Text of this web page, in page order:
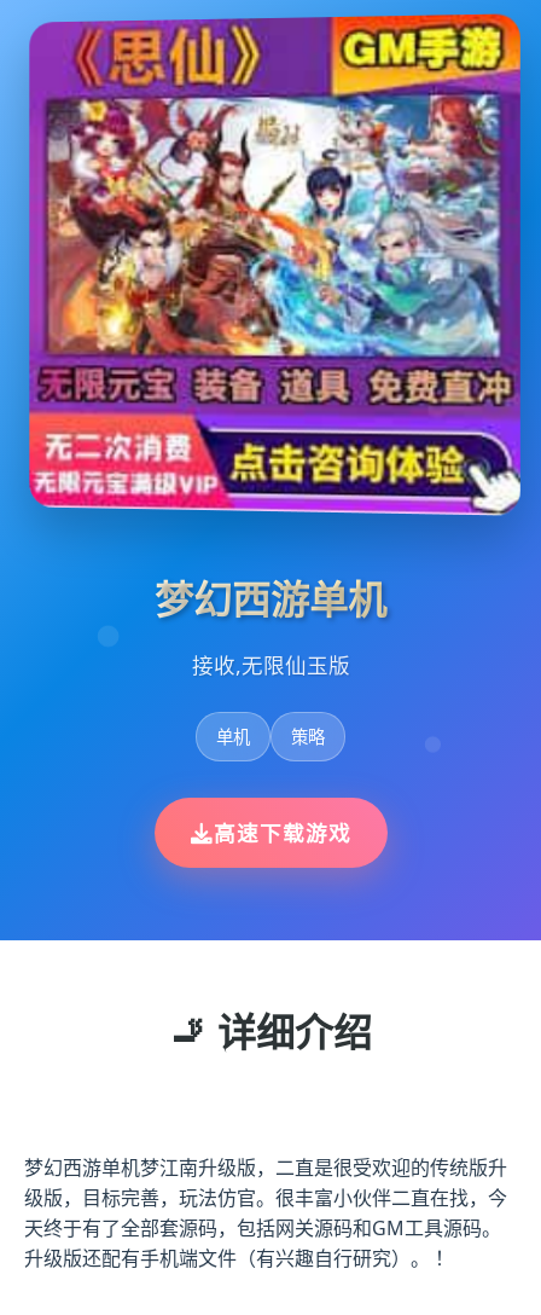
梦幻西游单机
接收,无限仙玉版
单机 策略
高速下载游戏
🚬 详细介绍
梦幻西游单机梦江南升级版，二直是很受欢迎的传统版升
级版，目标完善，玩法仿官。很丰富小伙伴二直在找，今
天终于有了全部套源码，包括网关源码和GM工具源码。
升级版还配有手机端文件（有兴趣自行研究）。 ！